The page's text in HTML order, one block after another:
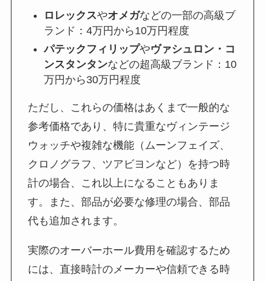
ロレックスやオメガなどの一部の高級ブ
ランド：4万円から10万円程度
パテックフィリップやヴァシュロン・コ
ンスタンタンなどの超高級ブランド：10
万円から30万円程度
ただし、これらの価格はあくまで一般的な
参考価格であり、特に貴重なヴィンテージ
ウォッチや複雑な機能（ムーンフェイズ、
クロノグラフ、ツアビヨンなど）を持つ時
計の場合、これ以上になることもありま
す。また、部品が必要な修理の場合、部品
代も追加されます。
実際のオーバーホール費用を確認するため
には、直接時計のメーカーや信頼できる時